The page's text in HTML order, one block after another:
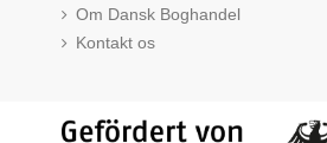
Om Dansk Boghandel
Kontakt os